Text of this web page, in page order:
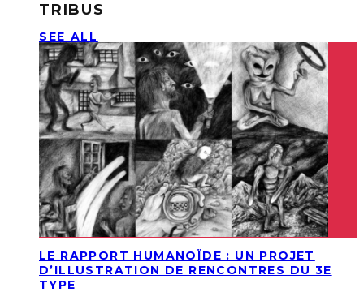
TRIBUS
SEE ALL
LE RAPPORT HUMANOÏDE : UN PROJET
D’ILLUSTRATION DE RENCONTRES DU 3E
TYPE